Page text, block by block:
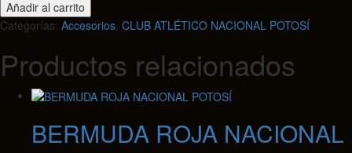
POTOSÍ
cantidad
Añadir al carrito
Categorías: Accesorios CLUB ATLÉTICO NACIONAL POTOSÍ
Productos relacionados
BERMUDA ROJA NACIONAL